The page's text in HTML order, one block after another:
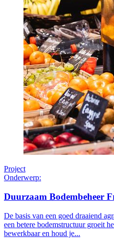
Project
Onderwerp:
Duurzaam Bodembeheer
De basis van een goed draaiend
een betere bodemstructuur groeit
bewerkbaar en houd je...